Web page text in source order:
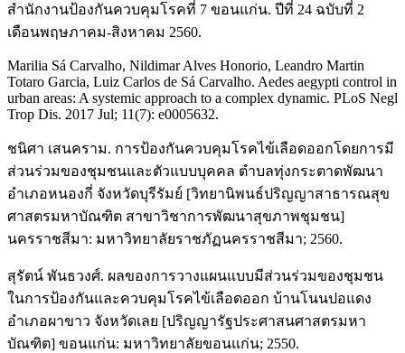
สำนักงานป้องกันควบคุมโรคที่ 7 ขอนแก่น. ปีที่ 24 ฉบับที่ 2
เดือนพฤษภาคม-สิงหาคม 2560.
Marilia Sá Carvalho, Nildimar Alves Honorio, Leandro Martin
Totaro Garcia, Luiz Carlos de Sá Carvalho. Aedes aegypti control in
urban areas: A systemic approach to a complex dynamic. PLoS Negl
Trop Dis. 2017 Jul; 11(7): e0005632.
ชนิศา เสนคราม. การป้องกันควบคุมโรคไข้เลือดออกโดยการมี
ส่วนร่วมของชุมชนและตัวแบบบุคคล ตำบลทุ่งกระตาดพัฒนา
อำเภอหนองกี่ จังหวัดบุรีรัมย์ [วิทยานิพนธ์ปริญญาสาธารณสุข
ศาสตรมหาบัณฑิต สาขาวิชาการพัฒนาสุขภาพชุมชน]
นครราชสีมา: มหาวิทยาลัยราชภัฏนครราชสีมา; 2560.
สุรัตน์ พันธวงศ์. ผลของการวางแผนแบบมีส่วนร่วมของชุมชน
ในการป้องกันและควบคุมโรคไข้เลือดออก บ้านโนนปอแดง
อำเภอผาขาว จังหวัดเลย [ปริญญารัฐประศาสนศาสตรมหา
บัณฑิต] ขอนแก่น: มหาวิทยาลัยขอนแก่น; 2550.